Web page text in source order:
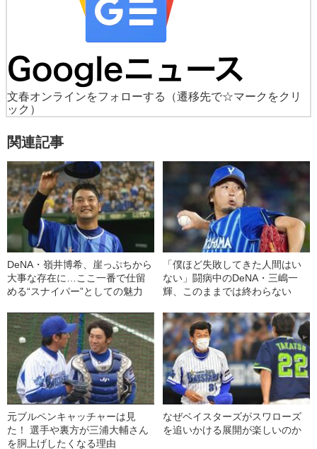
文春オンラインをフォローする
（遷移先で☆マークをクリ
ック）
関連記事
DeNA・嶺井博希、崖っぷちから
大事な存在に…ここ一番で仕留
める“スナイパー”としての魅力
「僕ほど失敗してきた人間はい
ない」闘病中のDeNA・三嶋一
輝、このままでは終わらない
元ブルペンキャッチャーは見
た！ 選手や裏方が三浦大輔さん
を胴上げしたくなる理由
なぜベイスターズがスワローズ
を追いかける展開が楽しいのか